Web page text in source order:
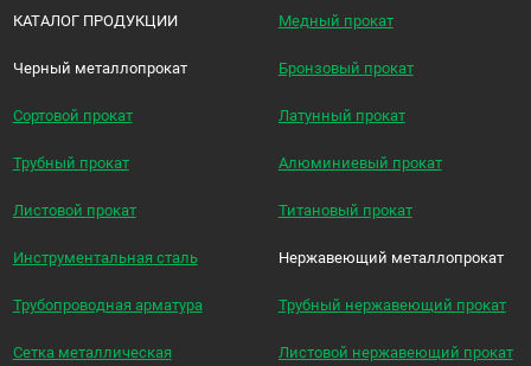
КАТАЛОГ ПРОДУКЦИИ
Черный металлопрокат
Сортовой прокат
Трубный прокат
Листовой прокат
Инструментальная сталь
Трубопроводная арматура
Сетка металлическая
Медный прокат
Бронзовый прокат
Латунный прокат
Алюминиевый прокат
Титановый прокат
Нержавеющий металлопрокат
Трубный нержавеющий прокат
Листовой нержавеющий прокат